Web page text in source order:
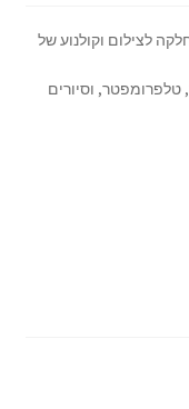
לצילום וקולנוע של
טלפרומפטר, וסיורים